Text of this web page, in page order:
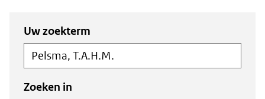
Zoeken
in
de
index
Zoeken
binnen
de
index
Uw zoekterm
Zoeken in